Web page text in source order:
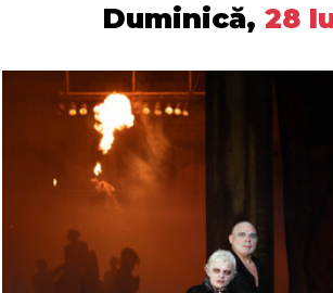
Duminică, 28